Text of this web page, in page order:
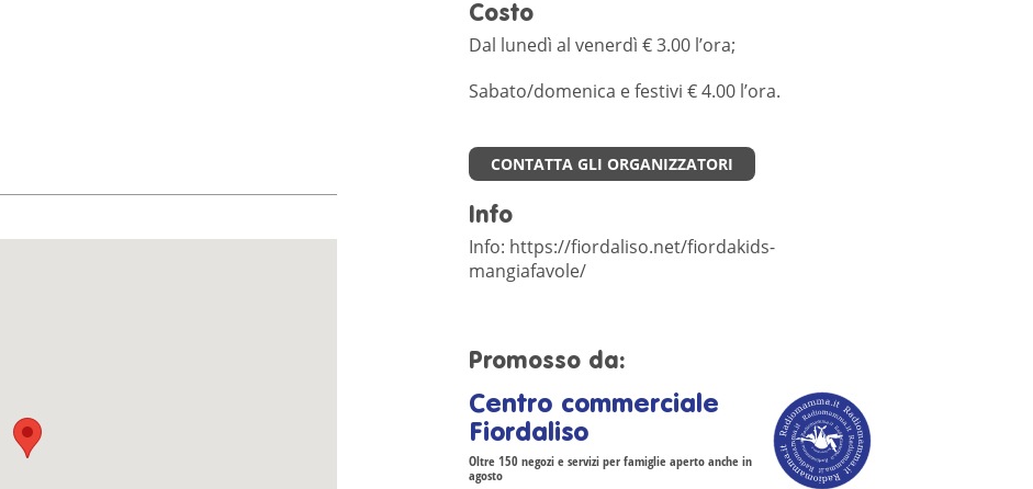
Costo
Dal lunedì al venerdì € 3.00 l’ora;
Sabato/domenica e festivi € 4.00 l’ora.
CONTATTA GLI ORGANIZZATORI
Info
Info: https://fiordaliso.net/fiordakids-
mangiafavole/
Promosso da:
Centro commerciale
Fiordaliso
Oltre 150 negozi e servizi per famiglie aperto anche in
agosto